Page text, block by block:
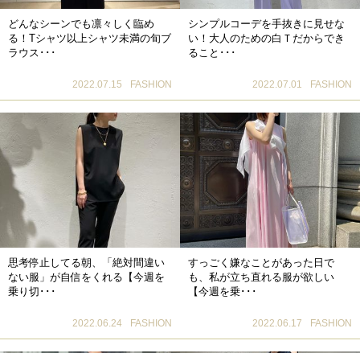
どんなシーンでも凛々しく臨め
る！Tシャツ以上シャツ未満の旬ブ
ラウス･･･
2022.07.15 FASHION
シンプルコーデを手抜きに見せな
い！大人のための白Ｔだからでき
ること･･･
2022.07.01 FASHION
思考停止してる朝、「絶対間違い
ない服」が自信をくれる【今週を
乗り切･･･
2022.06.24 FASHION
すっごく嫌なことがあった日で
も、私が立ち直れる服が欲しい
【今週を乗･･･
2022.06.17 FASHION